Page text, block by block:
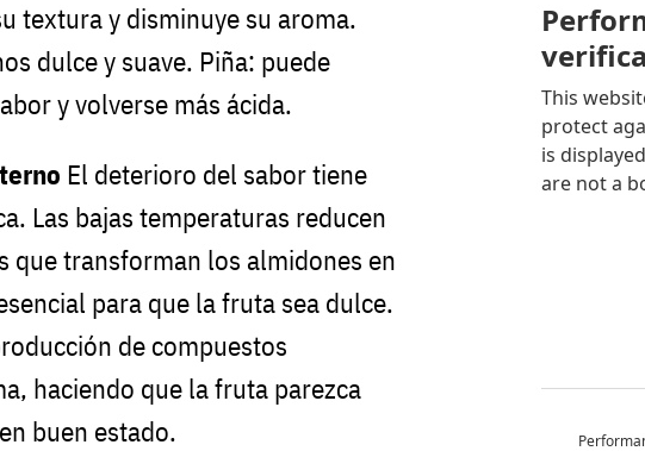
textura y disminuye su aroma.
dulce y suave. Piña: puede
y volverse más ácida.
El deterioro del sabor tiene
Las bajas temperaturas reducen
que transforman los almidones en
para que la fruta sea dulce.
de compuestos
haciendo que la fruta parezca
buen estado.